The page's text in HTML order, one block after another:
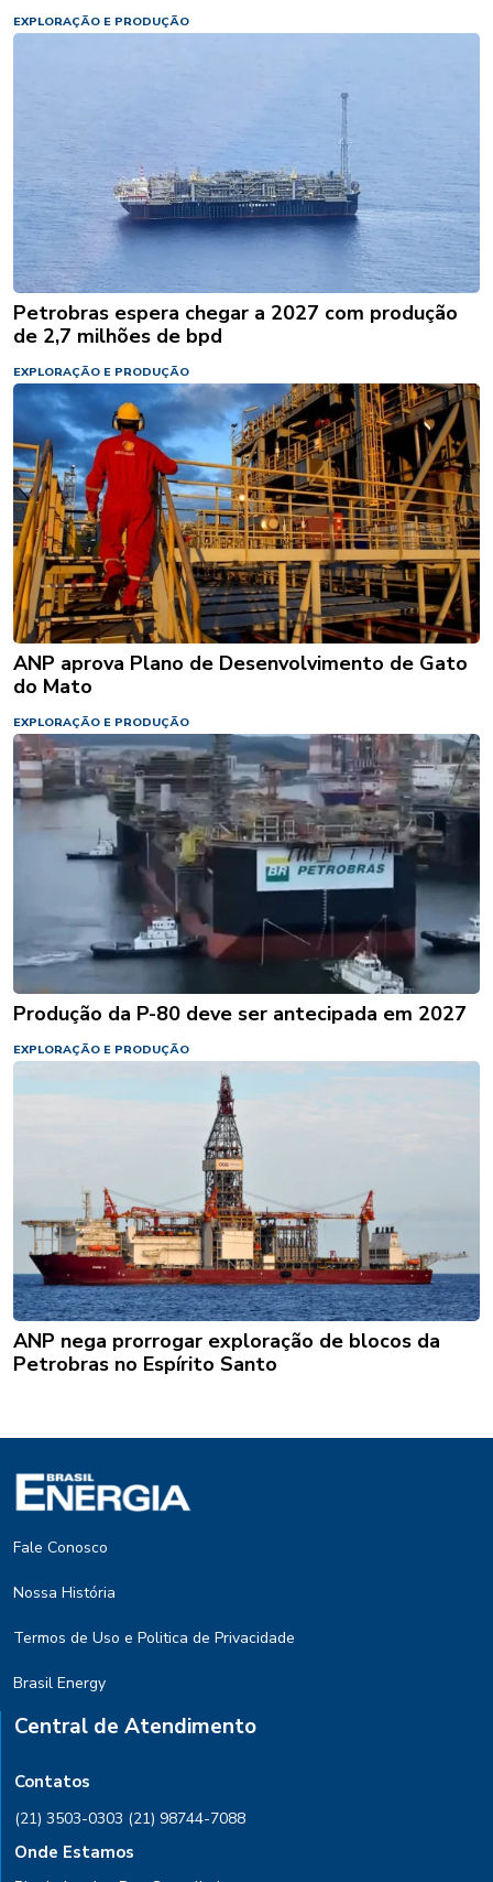
EXPLORAÇÃO E PRODUÇÃO
Petrobras espera chegar a 2027 com produção
de 2,7 milhões de bpd
EXPLORAÇÃO E PRODUÇÃO
ANP aprova Plano de Desenvolvimento de Gato
do Mato
EXPLORAÇÃO E PRODUÇÃO
Produção da P-80 deve ser antecipada em 2027
EXPLORAÇÃO E PRODUÇÃO
ANP nega prorrogar exploração de blocos da
Petrobras no Espírito Santo
Fale Conosco
Nossa História
Termos de Uso e Politica de Privacidade
Brasil Energy
Central de Atendimento
Contatos
(21) 3503-0303 (21) 98744-7088
Onde Estamos